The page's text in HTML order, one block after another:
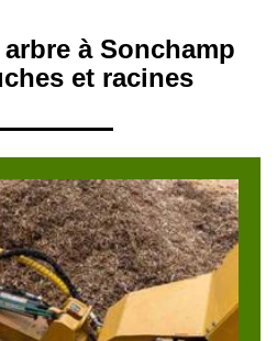
à Sonchamp
et racines